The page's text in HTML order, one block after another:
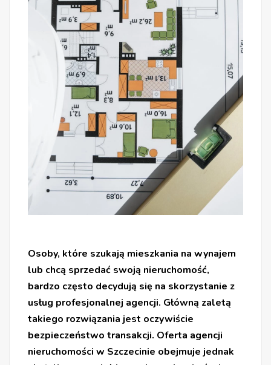
Osoby, które szukają mieszkania na wynajem
lub chcą sprzedać swoją nieruchomość,
bardzo często decydują się na skorzystanie z
usług profesjonalnej agencji. Główną zaletą
takiego rozwiązania jest oczywiście
bezpieczeństwo transakcji. Oferta agencji
nieruchomości w Szczecinie obejmuje jednak